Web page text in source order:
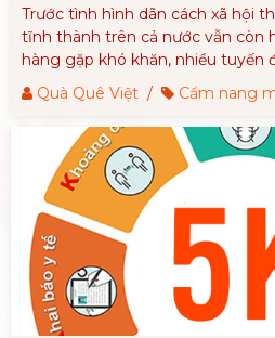
Trước tình hình dãn cách xã hội
tĩnh thành trên cả nước vẫn còn
hàng gặp khó khăn, nhiều tuyến
vào được.
Quà Quê Việt / Cẩm nang